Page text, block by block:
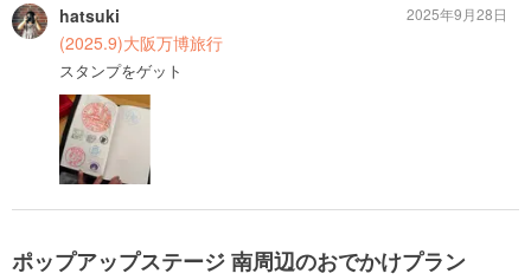
hatsuki
(2025.9)大阪万博旅行
スタンプをゲット
2025年9月28日
ポップアップステージ 南周辺のおでかけプラン